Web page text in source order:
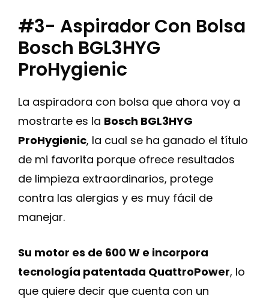
#3- Aspirador Con Bolsa
Bosch BGL3HYG
ProHygienic
La aspiradora con bolsa que ahora voy a
mostrarte es la Bosch BGL3HYG
ProHygienic, la cual se ha ganado el título
de mi favorita porque ofrece resultados
de limpieza extraordinarios, protege
contra las alergias y es muy fácil de
manejar.
Su motor es de 600 W e incorpora
tecnología patentada QuattroPower, lo
que quiere decir que cuenta con un